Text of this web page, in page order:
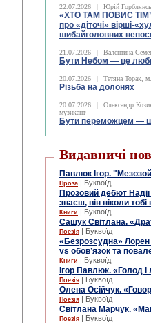
22.07.2026 | Юрій
«ХТО ТАМ ПОВИС
про «діточі» вірші-
шибайголовних
21.07.2026 | Валентина
Бути Небом ― це
20.07.2026 | Тетяна Торак,
Різьба на долонях
20.07.2026 |
Олександр
музикант
Бути переможцем —
Видавничі
Павлюк Ігор.
Проза | Буквоїд
Прозовий дебют
знаєш, він ніколи
Книги | Буквоїд
Сащук Світлана.
Поезія | Буквоїд
«Безрозсудна»
vs обов’язок та
Книги | Буквоїд
Ігор Павлюк. «Голод
Поезія | Буквоїд
Олена Осійчук.
Поезія | Буквоїд
Світлана Марчук.
Поезія | Буквоїд